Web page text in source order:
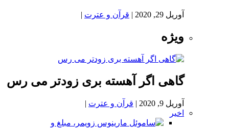
آوریل 29, 2020 | قرآن و عترت |
ویژه
گاهی اگر آهسته بری زودتر می رس
آوریل 9, 2020 | قرآن و عترت |
اخیر